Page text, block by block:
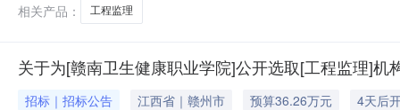
相关产品：
工程监理
关于为[赣南卫生健康职业学院]公开选取[工程监理]机
招标｜招标公告 江西省｜赣州市 预算36.26万元
4天后